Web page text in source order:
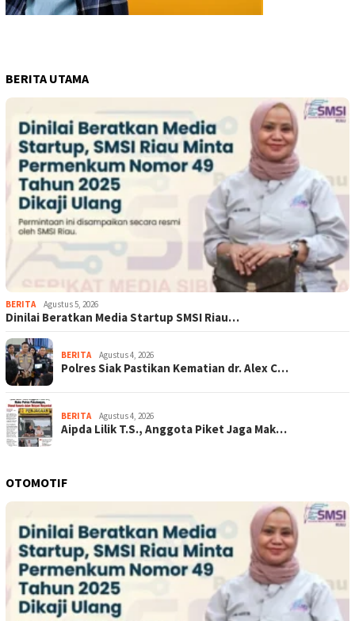
BERITA UTAMA
BERITA Agustus 5, 2026
Dinilai Beratkan Media Startup SMSI Riau…
BERITA Agustus 4, 2026
Polres Siak Pastikan Kematian dr. Alex C…
BERITA Agustus 4, 2026
Aipda Lilik T.S., Anggota Piket Jaga Mak…
OTOMOTIF